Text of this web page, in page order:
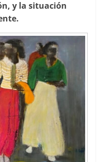
y la situación